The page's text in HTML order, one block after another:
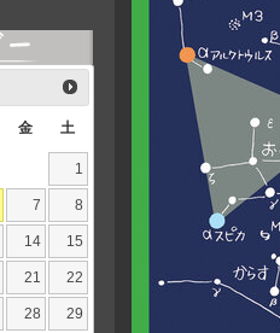
金 土
1
7 8
14 15
21 22
28 29